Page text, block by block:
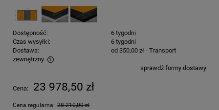
Dostępność:
6 tygodni
Czas wysyłki:
6 tygodni
Dostawa:
od 350,00 zł - Transport
zewnętrzny
Cena nie zawiera ewentualnych kosztów płatnościsprawdź formy dostawy
Cena: 23 978,50 zł
Cena regularna: 28 210,00 zł